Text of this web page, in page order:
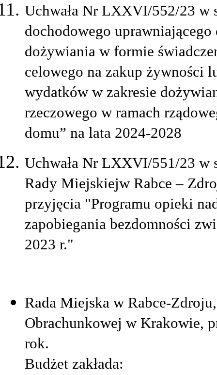
Uchwała Nr LXXVI/552/23 w
dochodowego
dożywiania w formie
celowego na zakup żywności
wydatków w zakresie
rzeczowego w ramach
domu” na lata 2024-2028
Uchwała Nr LXXVI/551/23 w
Rady Miejskiejw Rabce –
przyjęcia "Programu opieki
zapobiegania bezdomności
2023 r."
Rada Miejska w Rabce-
Obrachunkowej w Krakowie,
rok.
Budżet zakłada: